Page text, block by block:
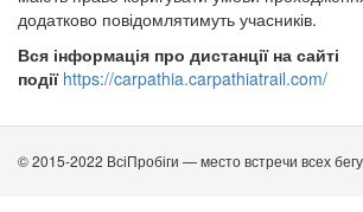
додатково повідомлятимуть учасників.
Вся інформація про дистанції на сайті
події https://carpathia.carpathiatrail.com/
© 2015-2022 ВсіПробіги — место встречи всех